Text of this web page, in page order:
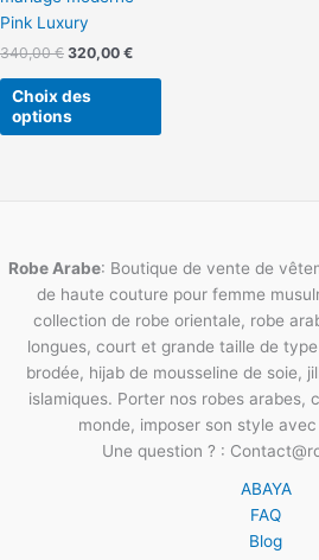
Pink Luxury
340,00€ 320,00 €
Choix des
options
produit
Robe Arabe: Boutique de vente de
de haute couture pour femme
collection de robe orientale, robe
longues, court et grande taille de type
brodée, hijab de mousseline de soie,
islamiques. Porter nos robes arabes,
monde, imposer son style
Une question ? :
ABAYA
FAQ
Blog